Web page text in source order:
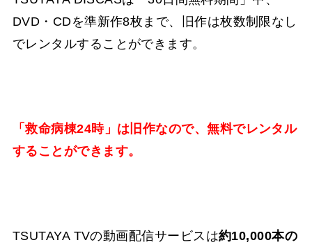
DVD・CDを準新作8枚まで、旧作は枚数制限なし
でレンタルすることができます。
「救命病棟24時」は旧作なので、無料でレンタル
することができます。
TSUTAYA TVの動画配信サービスは約10,000本の